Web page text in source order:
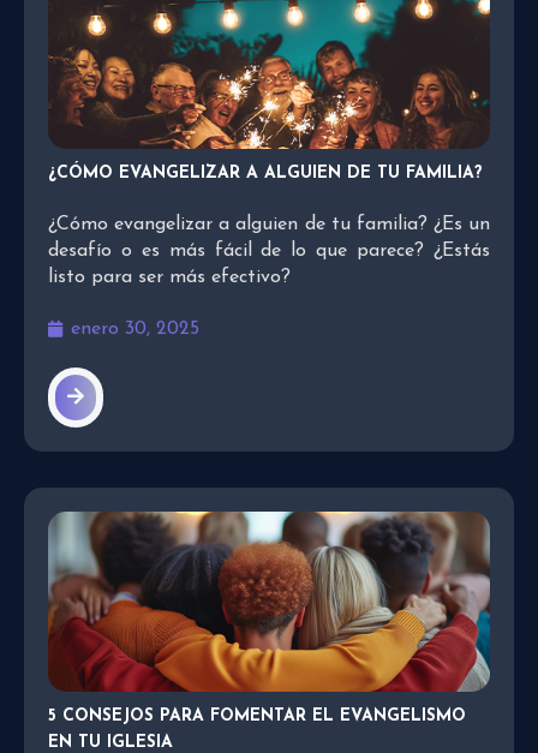
¿CÓMO EVANGELIZAR A ALGUIEN DE TU FAMILIA?
¿Cómo evangelizar a alguien de tu familia? ¿Es un
desafío o es más fácil de lo que parece? ¿Estás
listo para ser más efectivo?
enero 30, 2025
5 CONSEJOS PARA FOMENTAR EL EVANGELISMO
EN TU IGLESIA